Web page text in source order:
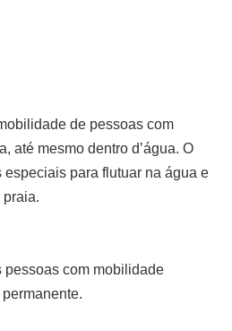
de pessoas com
até mesmo dentro d’água. O
para flutuar na água e
praia.
pessoas com mobilidade